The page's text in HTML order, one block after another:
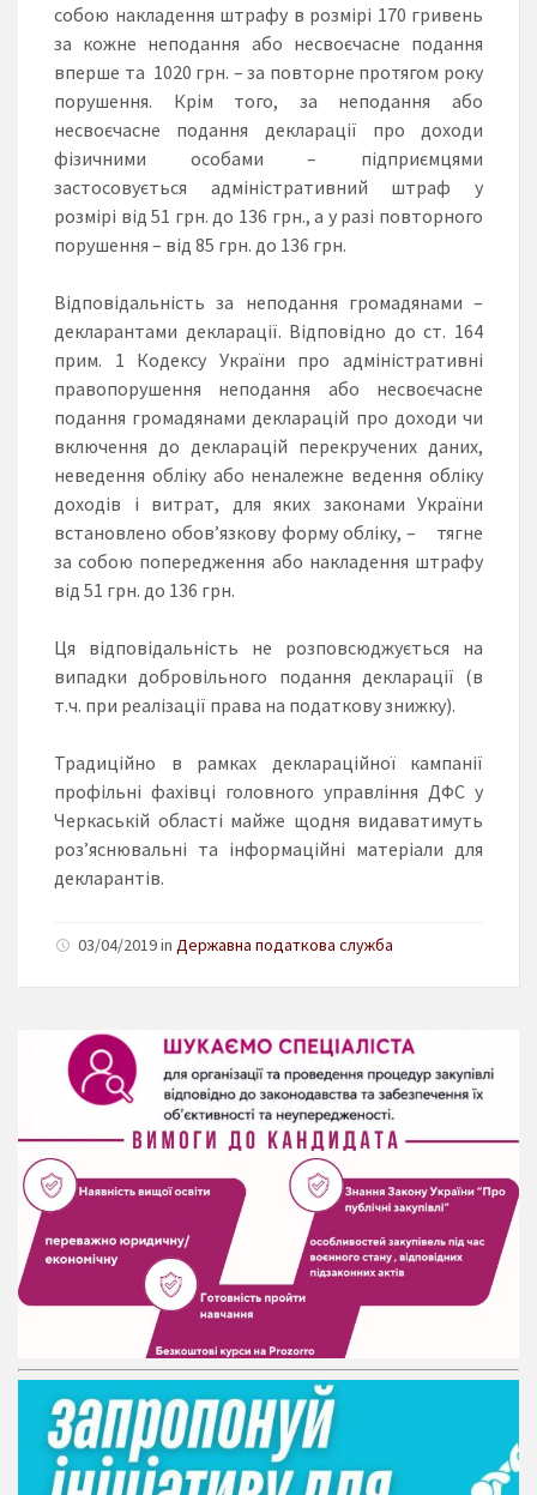
собою накладення штрафу в розмірі 170 гривень
за кожне неподання або несвоєчасне подання
вперше та 1020 грн. – за повторне протягом року
порушення. Крім того, за неподання або
несвоєчасне подання декларації про доходи
фізичними особами – підприємцями
застосовується адміністративний штраф у
розмірі від 51 грн. до 136 грн., а у разі повторного
порушення – від 85 грн. до 136 грн.
Відповідальність за неподання громадянами –
декларантами декларації. Відповідно до ст. 164
прим. 1 Кодексу України про адміністративні
правопорушення неподання або несвоєчасне
подання громадянами декларацій про доходи чи
включення до декларацій перекручених даних,
неведення обліку або неналежне ведення обліку
доходів і витрат, для яких законами України
встановлено обов’язкову форму обліку, – тягне
за собою попередження або накладення штрафу
від 51 грн. до 136 грн.
Ця відповідальність не розповсюджується на
випадки добровільного подання декларації (в
т.ч. при реалізації права на податкову знижку).
Традиційно в рамках деклараційної кампанії
профільні фахівці головного управління ДФС у
Черкаській області майже щодня видаватимуть
роз’яснювальні та інформаційні матеріали для
декларантів.
03/04/2019 in Державна податкова служба